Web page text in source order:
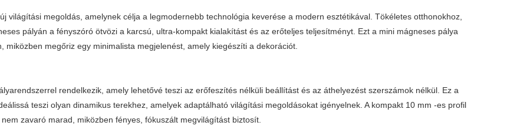
világítási megoldás, amelynek célja a legmodernebb technológia keverése a modern esztétikával. Tökéletes otthonokhoz,
pályán a fényszóró ötvözi a karcsú, ultra-kompakt kialakítást és az erőteljes teljesítményt. Ezt a mini mágneses pálya
megőriz egy minimalista megjelenést, amely kiegészíti a dekorációt.
rendelkezik, amely lehetővé teszi az erőfeszítés nélküli beállítást és az áthelyezést szerszámok nélkül. Ez a
teszi olyan dinamikus terekhez, amelyek adaptálható világítási megoldásokat igényelnek. A kompakt 10 mm -es profil
zavaró marad, miközben fényes, fókuszált megvilágítást biztosít.